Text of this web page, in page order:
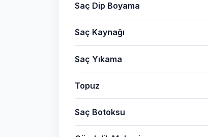
Saç Dip Boyama
Saç Kaynağı
Saç Yıkama
Topuz
Saç Botoksu